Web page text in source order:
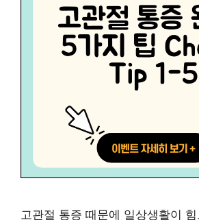
고관절 통증 때문에 일상생활이